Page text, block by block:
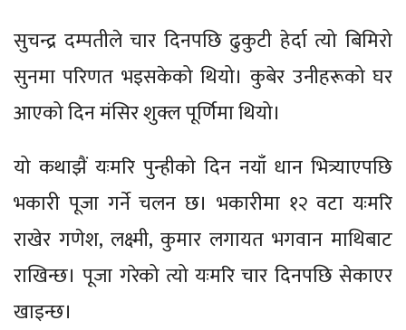
सुचन्द्र दम्पतीले चार दिनपछि ढुकुटी हेर्दा त्यो बिमिरो
सुनमा परिणत भइसकेको थियो। कुबेर उनीहरूको घर
आएको दिन मंसिर शुक्ल पूर्णिमा थियो।
यो कथाझैं यःमरि पुन्हीको दिन नयाँ धान भित्र्याएपछि
भकारी पूजा गर्ने चलन छ। भकारीमा १२ वटा यःमरि
राखेर गणेश, लक्ष्मी, कुमार लगायत भगवान माथिबाट
राखिन्छ। पूजा गरेको त्यो यःमरि चार दिनपछि सेकाएर
खाइन्छ।